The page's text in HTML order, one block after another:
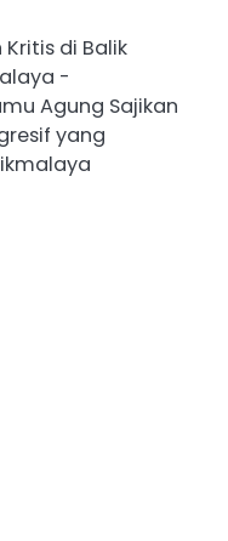
di Balik
-
Agung Sajikan
yang